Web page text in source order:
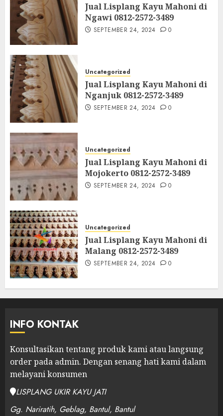
Jual Lisplang Kayu Mahoni di
Ngawi 0812-2572-3489
SEPTEMBER 24, 2024 0
Uncategorized
Jual Lisplang Kayu Mahoni di
Nganjuk 0812-2572-3489
SEPTEMBER 24, 2024 0
Uncategorized
Jual Lisplang Kayu Mahoni di
Mojokerto 0812-2572-3489
SEPTEMBER 24, 2024 0
Uncategorized
Jual Lisplang Kayu Mahoni di
Malang 0812-2572-3489
SEPTEMBER 24, 2024 0
INFO KONTAK
Konsultasikan tentang produk kami atau langsung
order pada admin. Dengan senang hati kami dalam
melayani konsumen
LISPLANG UKIR KAYU JATI
Gg. Nariratih, Geblag, Bantul, Bantul